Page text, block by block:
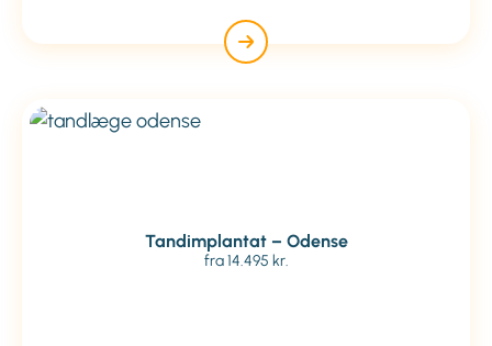
Tandimplantat – Odense
fra 14.495 kr.